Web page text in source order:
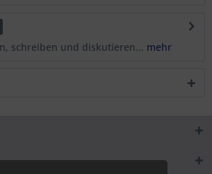
schreiben und diskutieren... mehr